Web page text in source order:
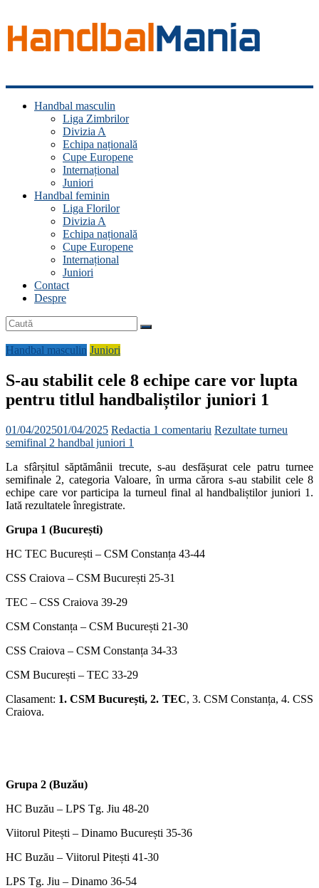
Handbal
ManiaHandbal masculin
Liga Zimbrilor
Divizia A
Echipa națională
Cupe Europene
Internațional
Juniori
Handbal feminin
Liga Florilor
Divizia A
Echipa națională
Cupe Europene
Internațional
Juniori
Contact
Despre
Handbal masculin Juniori
S-au stabilit cele 8 echipe care vor lupta
pentru titlul handbaliștilor juniori 1
01/04/202501/04/2025 Redactia 1 comentariu Rezultate turneu
semifinal 2 handbal juniori 1
La sfârșitul săptămânii trecute, s-au desfășurat cele patru turnee
semifinale 2, categoria Valoare, în urma cărora s-au stabilit cele 8
echipe care vor participa la turneul final al handbaliștilor juniori 1.
Iată rezultatele înregistrate.
Grupa 1 (București)
HC TEC București – CSM Constanța 43-44
CSS Craiova – CSM București 25-31
TEC – CSS Craiova 39-29
CSM Constanța – CSM București 21-30
CSS Craiova – CSM Constanța 34-33
CSM București – TEC 33-29
Clasament: 1. CSM București, 2. TEC, 3. CSM Constanța, 4. CSS
Craiova.
Grupa 2 (Buzău)
HC Buzău – LPS Tg. Jiu 48-20
Viitorul Pitești – Dinamo București 35-36
HC Buzău – Viitorul Pitești 41-30
LPS Tg. Jiu – Dinamo 36-54